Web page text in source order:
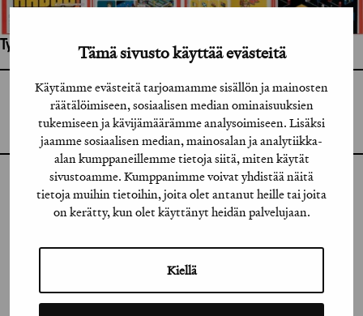
Tämä sivusto käyttää evästeitä
Käytämme evästeitä tarjoamamme sisällön ja mainosten
räätälöimiseen, sosiaalisen median ominaisuuksien
tukemiseen ja kävijämäärämme analysoimiseen. Lisäksi
jaamme sosiaalisen median, mainosalan ja analytiikka-
alan kumppaneillemme tietoja siitä, miten käytät
sivustoamme. Kumppanimme voivat yhdistää näitä
tietoja muihin tietoihin, joita olet antanut heille tai joita
on kerätty, kun olet käyttänyt heidän palvelujaan.
Kiellä
Työhön osallistuneet henkilöt / tahot:
GRAFIA(AT)GRAFIA.FI
UUDENMAANKATU 11 B 9,
00120 HELSINKI
INSTAGRAM
LINKEDIN
VIMEO